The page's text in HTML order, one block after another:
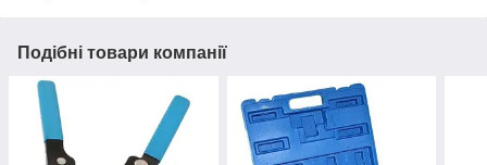
Подібні товари компанії